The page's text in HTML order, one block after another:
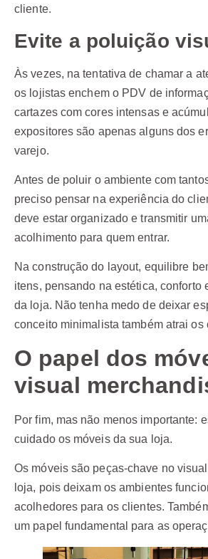
cliente.
Evite a poluição
Às vezes, na tentativa de chamar a
os lojistas enchem o PDV de
cartazes com cores intensas e
expositores são apenas alguns dos
varejo.
Antes de poluir o ambiente com
preciso pensar na experiência do
deve estar organizado e transmitir
acolhimento para quem entrar.
Na construção do layout, equilibre
itens, pensando na estética, conforto
da loja. Não tenha medo de deixar
conceito minimalista também atrai os
O papel dos
visual
Por fim, mas não menos importante:
cuidado os móveis da sua loja.
Os móveis são peças-chave no
loja, pois deixam os ambientes
acolhedores para os clientes.
um papel fundamental para as